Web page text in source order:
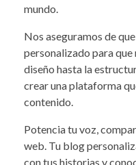
mundo.
Nos aseguramos de
personalizado para
diseño hasta la
crear una plataforma
contenido.
Potencia tu voz,
web. Tu blog
con tus historias y